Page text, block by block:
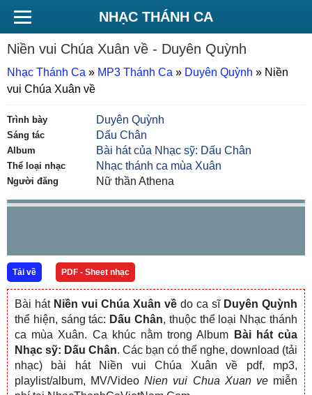
NHẠC THÁNH CA
Niền vui Chúa Xuân về - Duyên Quỳnh
Nhạc Thánh Ca » MP3 Thánh Ca » Duyên Quỳnh » Niền
vui Chúa Xuân về
Trình bày Duyên Quỳnh
Sáng tác Dấu Chân
Album Bài hát của Nhạc sỹ: Dấu Chân
Thể loại nhạc Nhạc thánh ca mùa Xuân
Người đăng Nữ thần Athena
Tải về PDF - Sheet nhạc
Bài hát Niền vui Chúa Xuân về do ca sĩ Duyên Quỳnh
thể hiện, sáng tác: Dấu Chân, thuộc thể loại Nhạc thánh
ca mùa Xuân. Ca khúc nằm trong Album
Bài hát của
Nhạc sỹ: Dấu Chân. Các bạn có thể nghe, download (tải
nhạc) bài hát Niền vui Chúa Xuân về pdf, mp3,
playlist/album, MV/VideoNien vui Chua Xuan vemiễn